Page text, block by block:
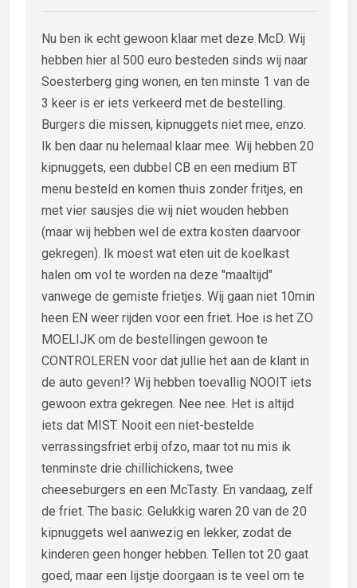
Nu ben ik echt gewoon klaar met deze McD. Wij
hebben hier al 500 euro besteden sinds wij naar
Soesterberg ging wonen, en ten minste 1 van de
3 keer is er iets verkeerd met de bestelling.
Burgers die missen, kipnuggets niet mee, enzo.
Ik ben daar nu helemaal klaar mee. Wij hebben 20
kipnuggets, een dubbel CB en een medium BT
menu besteld en komen thuis zonder fritjes, en
met vier sausjes die wij niet wouden hebben
(maar wij hebben wel de extra kosten daarvoor
gekregen). Ik moest wat eten uit de koelkast
halen om vol te worden na deze "maaltijd"
vanwege de gemiste frietjes. Wij gaan niet 10min
heen EN weer rijden voor een friet. Hoe is het ZO
MOELIJK om de bestellingen gewoon te
CONTROLEREN voor dat jullie het aan de klant in
de auto geven!? Wij hebben toevallig NOOIT iets
gewoon extra gekregen. Nee nee. Het is altijd
iets dat MIST. Nooit een niet-bestelde
verrassingsfriet erbij ofzo, maar tot nu mis ik
tenminste drie chillichickens, twee
cheeseburgers en een McTasty. En vandaag, zelf
de friet. The basic. Gelukkig waren 20 van de 20
kipnuggets wel aanwezig en lekker, zodat de
kinderen geen honger hebben. Tellen tot 20 gaat
goed, maar een lijstje doorgaan is te veel om te